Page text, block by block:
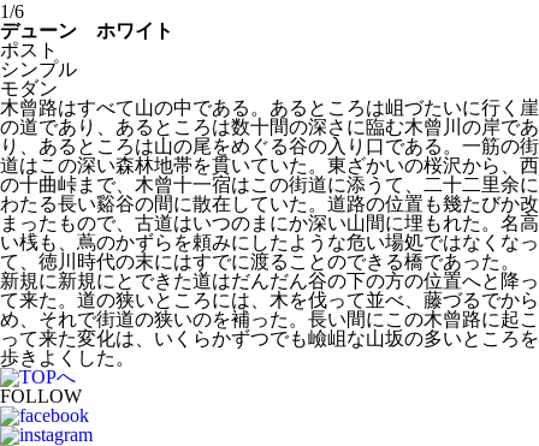
1/6
デューン ホワイト
ポスト
シンプル
モダン
木曾路はすべて山の中である。あるところは岨づたいに行く崖
の道であり、あるところは数十間の深さに臨む木曾川の岸であ
り、あるところは山の尾をめぐる谷の入り口である。一筋の街
道はこの深い森林地帯を貫いていた。東ざかいの桜沢から、西
の十曲峠まで、木曾十一宿はこの街道に添うて、二十二里余に
わたる長い谿谷の間に散在していた。道路の位置も幾たびか改
まったもので、古道はいつのまにか深い山間に埋もれた。名高
い桟も、蔦のかずらを頼みにしたような危い場処ではなくなっ
て、徳川時代の末にはすでに渡ることのできる橋であった。
新規に新規にとできた道はだんだん谷の下の方の位置へと降っ
て来た。道の狭いところには、木を伐って並べ、藤づるでから
め、それで街道の狭いのを補った。長い間にこの木曾路に起こ
って来た変化は、いくらかずつでも嶮岨な山坂の多いところを
歩きよくした。
FOLLOW